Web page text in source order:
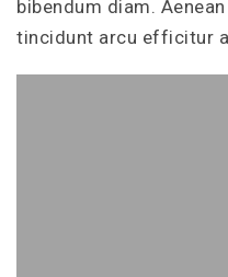
bibendum diam.
tincidunt arcu efficitur